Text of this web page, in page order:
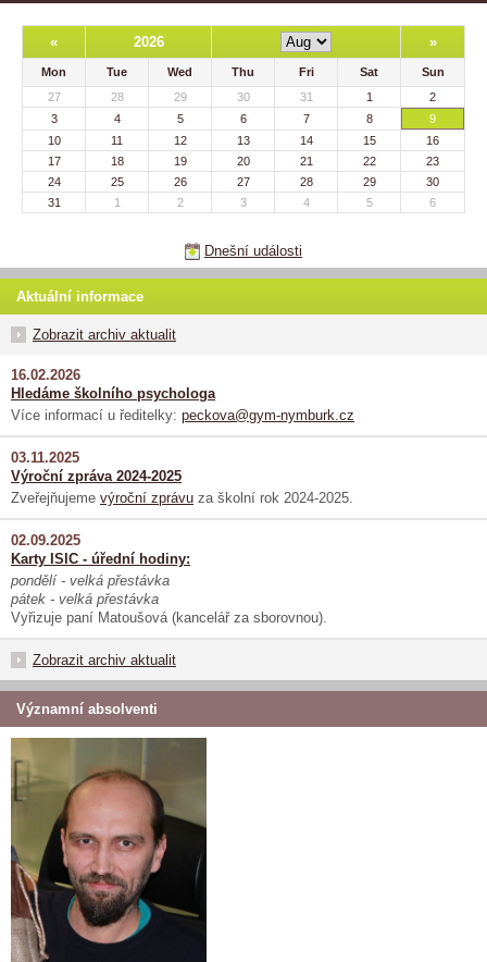
« 2026 »
Mon Tue Wed Thu Fri Sat
Sun
27
28 29 30 31 1
2
3
4 5 6 7 8
9
10
11 12 13 14 15
16
17
18 19 20 21 22
23
24
25 26 27 28 29
30
31
1 2 3 4 5 6
Dnešní události
Aktuální informace
Zobrazit archiv aktualit
16.02.2026
Hledáme školního psychologa
Více informací u ředitelky: peckova@gym-nymburk.cz
03.11.2025
Výroční zpráva 2024-2025
Zveřejňujeme výroční zprávu za školní rok 2024-2025.
02.09.2025
Karty ISIC - úřední hodiny:
pondělí - velká přestávka
pátek - velká přestávka
Vyřizuje paní Matoušová (kancelář za sborovnou).
Zobrazit archiv aktualit
Významní absolventi